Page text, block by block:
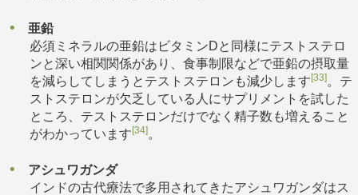
亜鉛
必須ミネラルの亜鉛はビタミンDと同様にテストステロ
ンと深い相関関係があり、食事制限などで亜鉛の摂取量
を減らしてしまうとテストステロンも減少します[33]。テ
ストステロンが欠乏している人にサプリメントを試した
ところ、テストステロンだけでなく精子数も増えること
がわかっています[34]。
アシュワガンダ
インドの古代療法で多用されてきたアシュワガンダはス